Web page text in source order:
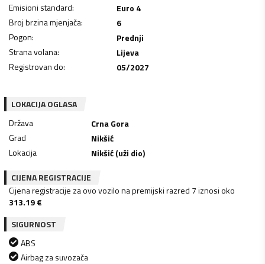
Emisioni standard:
Euro 4
Broj brzina mjenjača:
6
Pogon:
Prednji
Strana volana:
Lijeva
Registrovan do: 05/2027
LOKACIJA OGLASA
Država
Crna Gora
Grad
Nikšić
Lokacija
Nikšić (uži dio)
CIJENA REGISTRACIJE
Cijena registracije za ovo vozilo na premijski razred 7 iznosi oko
313.19€
SIGURNOST
ABS
Airbag za suvozača